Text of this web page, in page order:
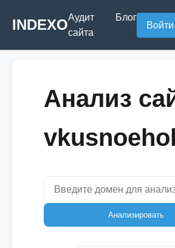
INDEXOАудит
сайта
Блог
Войти
Анализ
Анализировать